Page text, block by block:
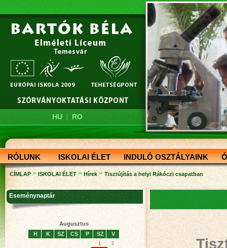
HU| RO
RÓLUNK ISKOLAI ÉLET INDULÓ OSZTÁLYAINK
CÍMLAP » ISKOLAI ÉLET » Hírek » Tisztújítás a helyi Rákóczi csapatban
Eseménynaptár
Augusztus
H
K SZ CS P SZ V
1
2